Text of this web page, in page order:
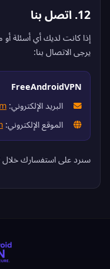
12. اتصل بنا
إذا كانت لديك أي أسئلة
يرجى الاتصال بنا:
FreeAndroidVPN
البريد الإلكتروني:
الموقع الإلكتروني:
سنرد على استفسارك خلال 30 يوماً.